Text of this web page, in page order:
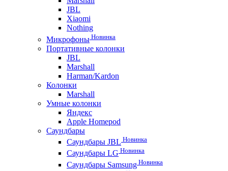
JBL
Xiaomi
Nothing
Микрофоны Новинка
Портативные колонки
JBL
Marshall
Harman/Kardon
Колонки
Marshall
Умные колонки
Яндекс
Apple Homepod
Саундбары
Саундбары JBL Новинка
Саундбары LG Новинка
Саундбары Samsung Новинка